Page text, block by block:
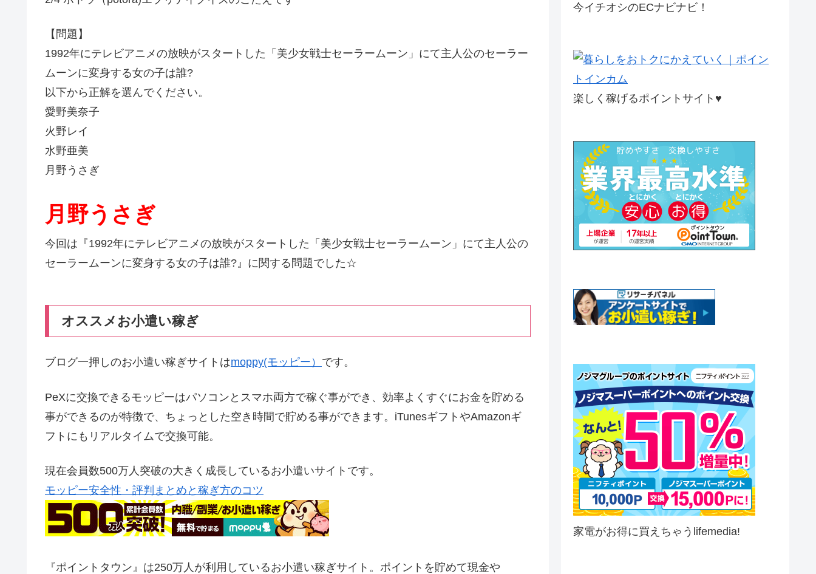
【問題】
1992年にテレビアニメの放映がスタートした「美少女戦士セーラームーン」にて主人公のセーラー
ムーンに変身する女の子は誰?
以下から正解を選んでください。
愛野美奈子
火野レイ
水野亜美
月野うさぎ
月野うさぎ
今回は『1992年にテレビアニメの放映がスタートした「美少女戦士セーラームーン」にて主人公の
セーラームーンに変身する女の子は誰?』に関する問題でした☆
オススメお小遣い稼ぎ
ブログ一押しのお小遣い稼ぎサイトはmoppy(モッピー） です。
PeXに交換できるモッピーはパソコンとスマホ両方で稼ぐ事ができ、効率よくすぐにお金を貯める
事ができるのが特徴で、ちょっとした空き時間で貯める事ができます。iTunesギフトやAmazonギ
フトにもリアルタイムで交換可能。
現在会員数500万人突破の大きく成長しているお小遣いサイトです。
モッピー安全性・評判まとめと稼ぎ方のコツ
『ポイントタウン』は250万人が利用しているお小遣い稼ぎサイト。ポイントを貯めて現金や
今イチオシのECナビナビ！
楽しく稼げるポイントサイト♥
家電がお得に買えちゃうlifemedia!